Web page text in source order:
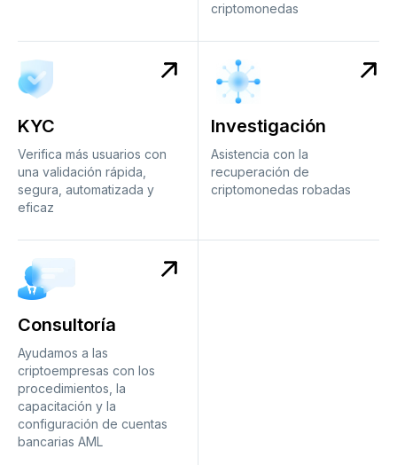
criptomonedas
KYC
Verifica más usuarios con
una validación rápida,
segura, automatizada y
eficaz
Investigación
Asistencia con la
recuperación de
criptomonedas robadas
Consultoría
Ayudamos a las
criptoempresas con los
procedimientos, la
capacitación y la
configuración de cuentas
bancarias AML